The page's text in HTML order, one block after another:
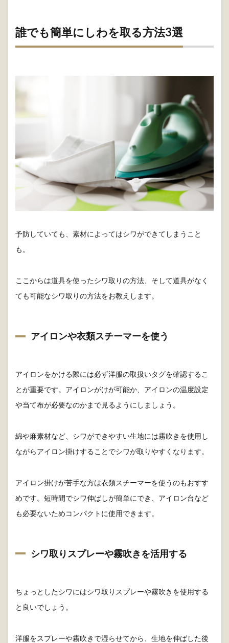
誰でも簡単にしわを取る方法3選
予防していても、素材によってはシワができてしまうこと
も。
ここからは道具を使ったシワ取りの方法、そして道具がなく
ても可能なシワ取りの方法をお教えします。
アイロンや衣類スチーマーを使う
アイロンをかける際には必ず洋服の取扱いタグを確認するこ
とが重要です。アイロンがけが可能か、アイロンの温度設定
や当て布が必要なのかまで見るようにしましょう。
綿や麻素材など、シワができやすい生地には霧吹きを使用し
ながらアイロン掛けすることでシワが取りやすくなります。
アイロン掛けが苦手な方は衣類スチーマーを使うのもおすす
めです。短時間でシワ伸ばしが簡単にでき、アイロン台など
も必要ないためコンパクトに使用できます。
シワ取りスプレーや霧吹きを活用する
ちょっとしたシワにはシワ取りスプレーや霧吹きを使用する
と良いでしょう。
洋服をスプレーや霧吹きで湿らせてから、生地を伸ばした後